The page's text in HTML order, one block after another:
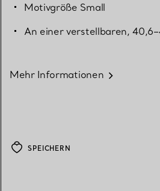
Motivgröße Small
An einer verstellbaren,
Mehr Informationen
SPEICHERN